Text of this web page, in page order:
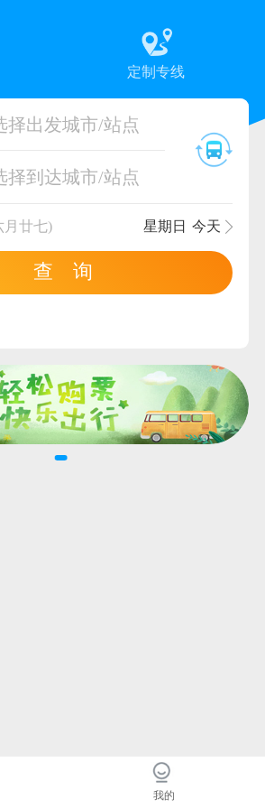
定制专线
择出发城市/站点
择到达城市/站点
月廿七) 星期日 今天
查 询
我的